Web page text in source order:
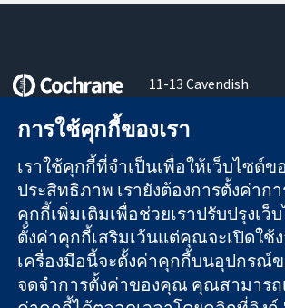
หลักฐานที่เชื่อถือ
ได้
สู่การตัดสินใจ
อย่างมีข้อมูล
เพื่อสุขภาพที่ดีขึ้น
11-13 Cavendish
London
United Kingdom
The Cochrane Collaboration เป็นองค์กรการกุ
การใช้คุกกี้ของเรา
เราใช้คุกกี้ที่จำเป็นเพื่อให้เว็บไซต์ข
ประสิทธิภาพ เรายังต้องการตั้งค่าก
คุกกี้เพิ่มเติมเพื่อช่วยเราปรับปรุงเว็
ตั้งค่าคุกกี้เสริมเว้นแต่คุณจะเปิดใช้
เครื่องมือนี้จะตั้งค่าคุกกี้บนอุปกรณ์
จดจำการตั้งค่าของคุณ คุณสามารถ